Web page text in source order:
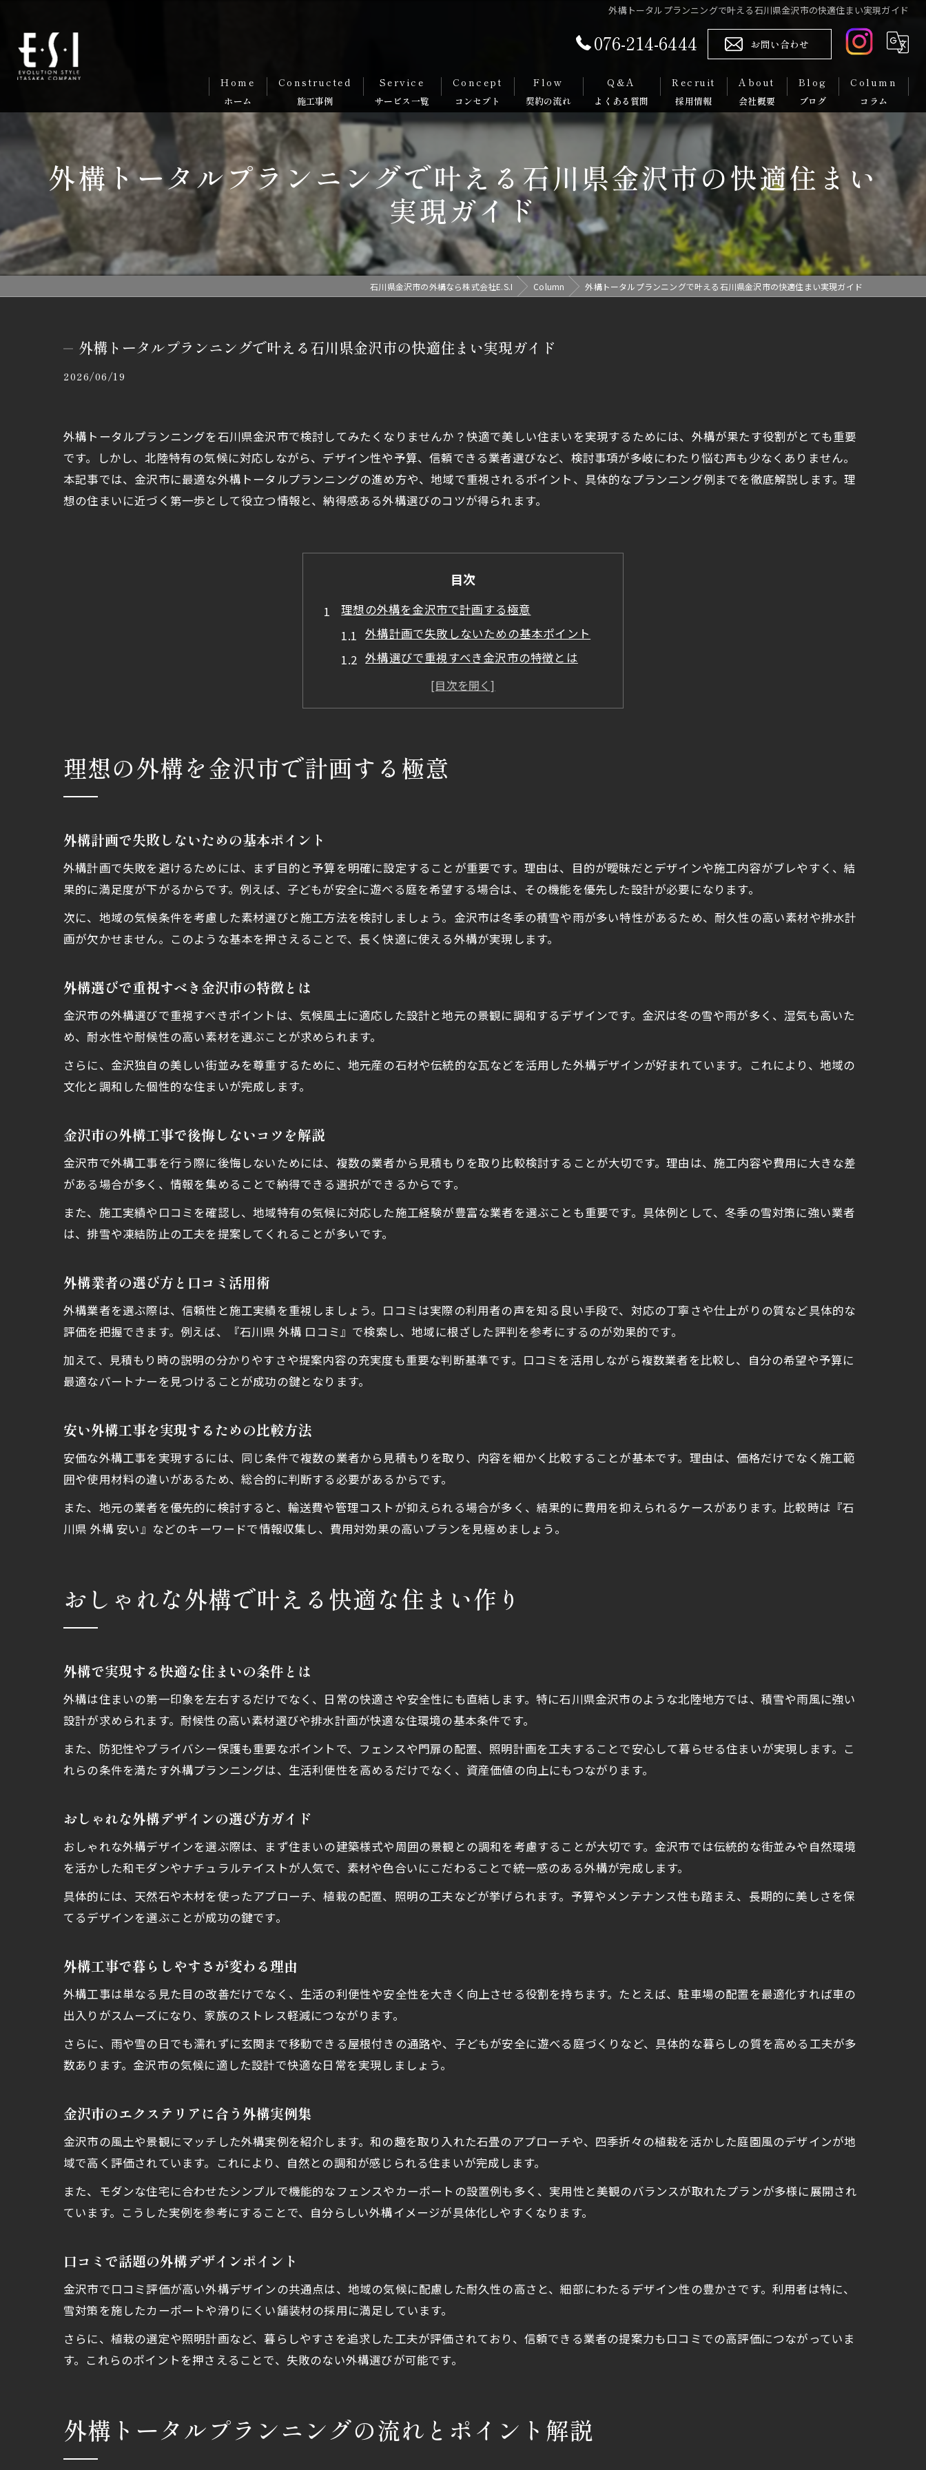
外構トータルプランニングで叶える石川県金沢市の快適住まい実現ガイド
076-214-6444 お問い合わせ
Home Constructed Service Concept Flow Q&A Recruit About
代表挨拶
スタッフ紹介
Blog Column
外構トータルプランニングで叶える石川県金沢市の快適住まい
実現ガイド
石川県金沢市の外構なら株式会社E.S.I Column 外構トータルプランニングで叶える石川県金沢市の快適住まい実現ガイド
外構トータルプランニングで叶える石川県金沢市の快適住まい実現ガイド
2026/06/19
外構トータルプランニングを石川県金沢市で検討してみたくなりませんか？快適で美しい住まいを実現するためには、外構が果たす役割がとても重要
です。しかし、北陸特有の気候に対応しながら、デザイン性や予算、信頼できる業者選びなど、検討事項が多岐にわたり悩む声も少なくありません。
本記事では、金沢市に最適な外構トータルプランニングの進め方や、地域で重視されるポイント、具体的なプランニング例までを徹底解説します。理
想の住まいに近づく第一歩として役立つ情報と、納得感ある外構選びのコツが得られます。
目次
理想の外構を金沢市で計画する極意
外構計画で失敗しないための基本ポイント
外構選びで重視すべき金沢市の特徴とは
金沢市の外構工事で後悔しないコツを解説
外構業者の選び方と口コミ活用術
おしゃれな外構で叶える快適な住まい作り
外構で実現する快適な住まいの条件とは
口コミで話題の外構デザインポイント
外構トータルプランニングの流れとポイント解説
外構プランニングの基本的な進め方を知る
現地調査からプラン作成までの流れを紹介
口コミで分かる外構業者の選び方の極意
石川県の気候に強い外構デザインとは
外構が耐える石川県の厳しい気候条件
口コミで評価される外構の機能性とは
口コミで知る外構業者選びのコツ
外構業者選びで参考にしたい口コミ情報
信頼できる外構業者の特徴と選び方
見積もり比較で分かる外構業者の違い
金沢市で賢く外構を依頼するための秘訣
外構依頼で損をしないための賢い進め方
口コミを活用した外構選びの実践方法
理想の外構を金沢市で計画する極意
外構計画で失敗しないための基本ポイント
外構計画で失敗を避けるためには、まず目的と予算を明確に設定することが重要です。理由は、目的が曖昧だとデザインや施工内容がブレやすく、結
果的に満足度が下がるからです。例えば、子どもが安全に遊べる庭を希望する場合は、その機能を優先した設計が必要になります。
次に、地域の気候条件を考慮した素材選びと施工方法を検討しましょう。金沢市は冬季の積雪や雨が多い特性があるため、耐久性の高い素材や排水計
画が欠かせません。このような基本を押さえることで、長く快適に使える外構が実現します。
外構選びで重視すべき金沢市の特徴とは
金沢市の外構選びで重視すべきポイントは、気候風土に適応した設計と地元の景観に調和するデザインです。金沢は冬の雪や雨が多く、湿気も高いた
め、耐水性や耐候性の高い素材を選ぶことが求められます。
さらに、金沢独自の美しい街並みを尊重するために、地元産の石材や伝統的な瓦などを活用した外構デザインが好まれています。これにより、地域の
文化と調和した個性的な住まいが完成します。
金沢市の外構工事で後悔しないコツを解説
金沢市で外構工事を行う際に後悔しないためには、複数の業者から見積もりを取り比較検討することが大切です。理由は、施工内容や費用に大きな差
がある場合が多く、情報を集めることで納得できる選択ができるからです。
また、施工実績や口コミを確認し、地域特有の気候に対応した施工経験が豊富な業者を選ぶことも重要です。具体例として、冬季の雪対策に強い業者
は、排雪や凍結防止の工夫を提案してくれることが多いです。
外構業者の選び方と口コミ活用術
外構業者を選ぶ際は、信頼性と施工実績を重視しましょう。口コミは実際の利用者の声を知る良い手段で、対応の丁寧さや仕上がりの質など具体的な
評価を把握できます。例えば、『石川県 外構 口コミ』で検索し、地域に根ざした評判を参考にするのが効果的です。
加えて、見積もり時の説明の分かりやすさや提案内容の充実度も重要な判断基準です。口コミを活用しながら複数業者を比較し、自分の希望や予算に
最適なパートナーを見つけることが成功の鍵となります。
安い外構工事を実現するための比較方法
安価な外構工事を実現するには、同じ条件で複数の業者から見積もりを取り、内容を細かく比較することが基本です。理由は、価格だけでなく施工範
囲や使用材料の違いがあるため、総合的に判断する必要があるからです。
また、地元の業者を優先的に検討すると、輸送費や管理コストが抑えられる場合が多く、結果的に費用を抑えられるケースがあります。比較時は『石
川県 外構 安い』などのキーワードで情報収集し、費用対効果の高いプランを見極めましょう。
おしゃれな外構で叶える快適な住まい作り
外構で実現する快適な住まいの条件とは
外構は住まいの第一印象を左右するだけでなく、日常の快適さや安全性にも直結します。特に石川県金沢市のような北陸地方では、積雪や雨風に強い
設計が求められます。耐候性の高い素材選びや排水計画が快適な住環境の基本条件です。
また、防犯性やプライバシー保護も重要なポイントで、フェンスや門扉の配置、照明計画を工夫することで安心して暮らせる住まいが実現します。こ
れらの条件を満たす外構プランニングは、生活利便性を高めるだけでなく、資産価値の向上にもつながります。
おしゃれな外構デザインの選び方ガイド
おしゃれな外構デザインを選ぶ際は、まず住まいの建築様式や周囲の景観との調和を考慮することが大切です。金沢市では伝統的な街並みや自然環境
を活かした和モダンやナチュラルテイストが人気で、素材や色合いにこだわることで統一感のある外構が完成します。
具体的には、天然石や木材を使ったアプローチ、植栽の配置、照明の工夫などが挙げられます。予算やメンテナンス性も踏まえ、長期的に美しさを保
てるデザインを選ぶことが成功の鍵です。
外構工事で暮らしやすさが変わる理由
外構工事は単なる見た目の改善だけでなく、生活の利便性や安全性を大きく向上させる役割を持ちます。たとえば、駐車場の配置を最適化すれば車の
出入りがスムーズになり、家族のストレス軽減につながります。
さらに、雨や雪の日でも濡れずに玄関まで移動できる屋根付きの通路や、子どもが安全に遊べる庭づくりなど、具体的な暮らしの質を高める工夫が多
数あります。金沢市の気候に適した設計で快適な日常を実現しましょう。
金沢市のエクステリアに合う外構実例集
金沢市の風土や景観にマッチした外構実例を紹介します。和の趣を取り入れた石畳のアプローチや、四季折々の植栽を活かした庭園風のデザインが地
域で高く評価されています。これにより、自然との調和が感じられる住まいが完成します。
また、モダンな住宅に合わせたシンプルで機能的なフェンスやカーポートの設置例も多く、実用性と美観のバランスが取れたプランが多様に展開され
ています。こうした実例を参考にすることで、自分らしい外構イメージが具体化しやすくなります。
口コミで話題の外構デザインポイント
金沢市で口コミ評価が高い外構デザインの共通点は、地域の気候に配慮した耐久性の高さと、細部にわたるデザイン性の豊かさです。利用者は特に、
雪対策を施したカーポートや滑りにくい舗装材の採用に満足しています。
さらに、植栽の選定や照明計画など、暮らしやすさを追求した工夫が評価されており、信頼できる業者の提案力も口コミでの高評価につながっていま
す。これらのポイントを押さえることで、失敗のない外構選びが可能です。
外構トータルプランニングの流れとポイント解説